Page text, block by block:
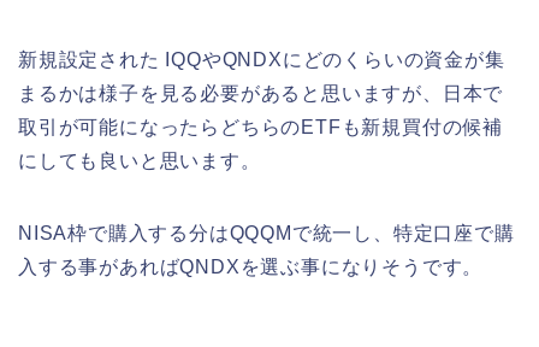
新規設定された IQQやQNDXにどのくらいの資金が集
まるかは様子を見る必要があると思いますが、日本で
取引が可能になったらどちらのETFも新規買付の候補
にしても良いと思います。
NISA枠で購入する分はQQQMで統一し、特定口座で購
入する事があればQNDXを選ぶ事になりそうです。